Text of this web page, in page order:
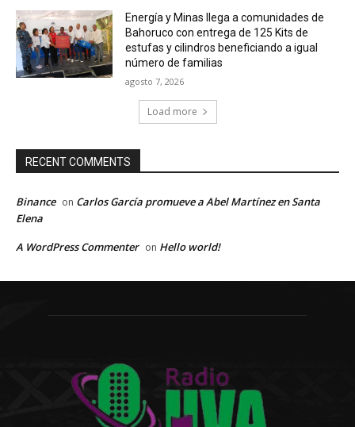
Energía y Minas llega a comunidades de
Bahoruco con entrega de 125 Kits de
estufas y cilindros beneficiando a igual
número de familias
agosto 7, 2026
Load more
RECENT COMMENTS
Binance on Carlos García promueve a Abel Martínez en Santa
Elena
A WordPress Commenter on Hello world!